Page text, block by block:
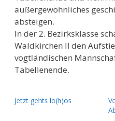
außergewöhnliches
absteigen.
In der 2. Bezirksklasse
Waldkirchen II den
vogtländischen
Tabellenende.
Jetzt gehts lo(h)os